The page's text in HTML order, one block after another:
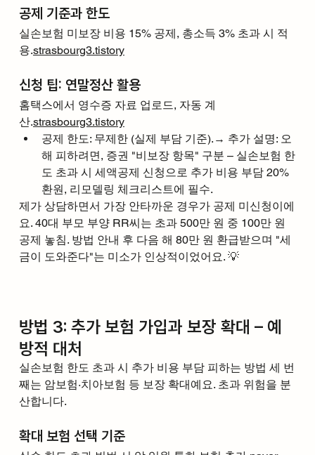
공제 기준과 한도
실손보험 미보장 비용 15% 공제, 총소득 3% 초과 시 적
용.strasbourg3.tistory
신청 팁: 연말정산 활용
홈택스에서 영수증 자료 업로드, 자동 계
산.strasbourg3.tistory
공제 한도: 무제한 (실제 부담 기준).→ 추가 설명: 오
해 피하려면, 증권 "비보장 항목" 구분 – 실손보험 한
도 초과 시 세액공제 신청으로 추가 비용 부담 20%
환원, 리모델링 체크리스트에 필수.
제가 상담하면서 가장 안타까운 경우가 공제 미신청이에
요. 40대 부모 부양 RR씨는 초과 500만 원 중 100만 원
공제 놓침. 방법 안내 후 다음 해 80만 원 환급받으며 "세
금이 도와준다"는 미소가 인상적이었어요. 💡
방법 3: 추가 보험 가입과 보장 확대 – 예
방적 대처
실손보험 한도 초과 시 추가 비용 부담 피하는 방법 세 번
째는 암보험·치아보험 등 보장 확대예요. 초과 위험을 분
산합니다.
확대 보험 선택 기준